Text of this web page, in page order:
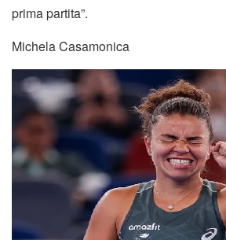
prima partita”.
Michela Casamonica